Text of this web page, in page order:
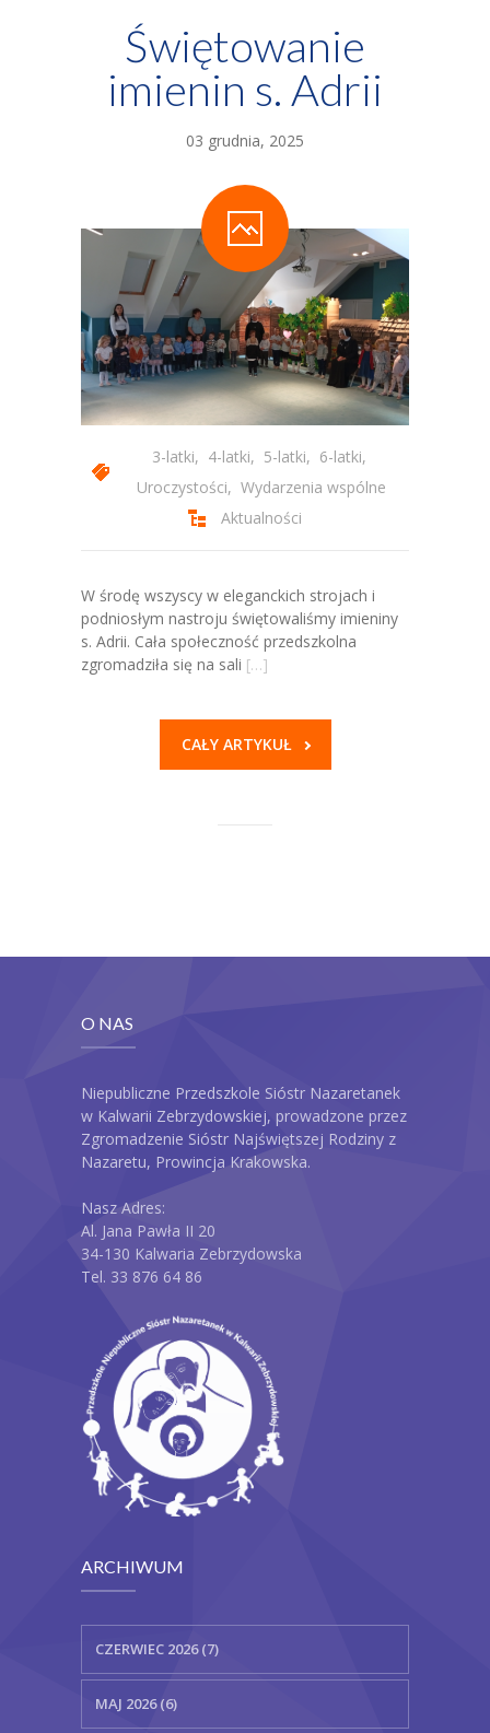
Świętowanie
imienin s. Adrii
03 grudnia, 2025
3-latki, 4-latki, 5-latki, 6-latki,
Uroczystości, Wydarzenia wspólne
Aktualności
W środę wszyscy w eleganckich strojach i
podniosłym nastroju świętowaliśmy imieniny
s. Adrii. Cała społeczność przedszkolna
zgromadziła się na sali […]
CAŁY ARTYKUŁ
O NAS
Niepubliczne Przedszkole Sióstr Nazaretanek
w Kalwarii Zebrzydowskiej, prowadzone przez
Zgromadzenie Sióstr Najświętszej Rodziny z
Nazaretu, Prowincja Krakowska.
Nasz Adres:
Al. Jana Pawła II 20
34-130 Kalwaria Zebrzydowska
Tel. 33 876 64 86
ARCHIWUM
CZERWIEC 2026 (7)
MAJ 2026 (6)